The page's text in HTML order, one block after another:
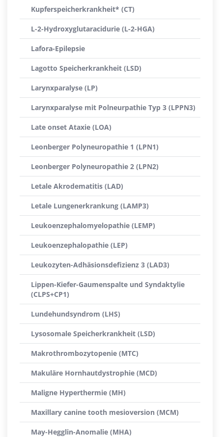
Kupferspeicherkrankheit* (CT)
L-2-Hydroxyglutaracidurie (L-2-HGA)
Lafora-Epilepsie
Lagotto Speicherkrankheit (LSD)
Larynxparalyse (LP)
Larynxparalyse mit Polneurpathie Typ 3 (LPPN3)
Late onset Ataxie (LOA)
Leonberger Polyneuropathie 1 (LPN1)
Leonberger Polyneuropathie 2 (LPN2)
Letale Akrodematitis (LAD)
Letale Lungenerkrankung (LAMP3)
Leukoenzephalomyelopathie (LEMP)
Leukoenzephalopathie (LEP)
Leukozyten-Adhäsionsdefizienz 3 (LAD3)
Lippen-Kiefer-Gaumenspalte und Syndaktylie
(CLPS+CP1)
Lundehundsyndrom (LHS)
Lysosomale Speicherkrankheit (LSD)
Makrothrombozytopenie (MTC)
Makuläre Hornhautdystrophie (MCD)
Maligne Hyperthermie (MH)
Maxillary canine tooth mesioversion (MCM)
May-Hegglin-Anomalie (MHA)